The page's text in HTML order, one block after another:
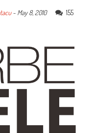
- May 8, 2010
155